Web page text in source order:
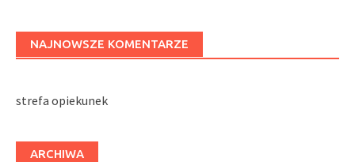
NAJNOWSZE KOMENTARZE
strefa opiekunek
ARCHIWA